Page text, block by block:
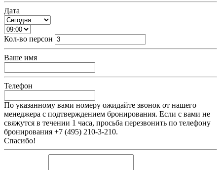
Дата
Кол-во персон
Ваше имя
Телефон
По указанному вами номеру ожидайте звонок от нашего
менеджера с подтверждением бронирования. Если с вами не
свяжутся в течении 1 часа, просьба перезвонить по телефону
бронирования +7 (495) 210-3-210.
Спасибо!